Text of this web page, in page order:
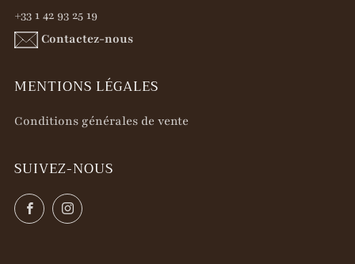
+33 1 42 93 25 19
Contactez-nous
MENTIONS LÉGALES
Conditions générales de vente
SUIVEZ-NOUS
FacebookInstagram